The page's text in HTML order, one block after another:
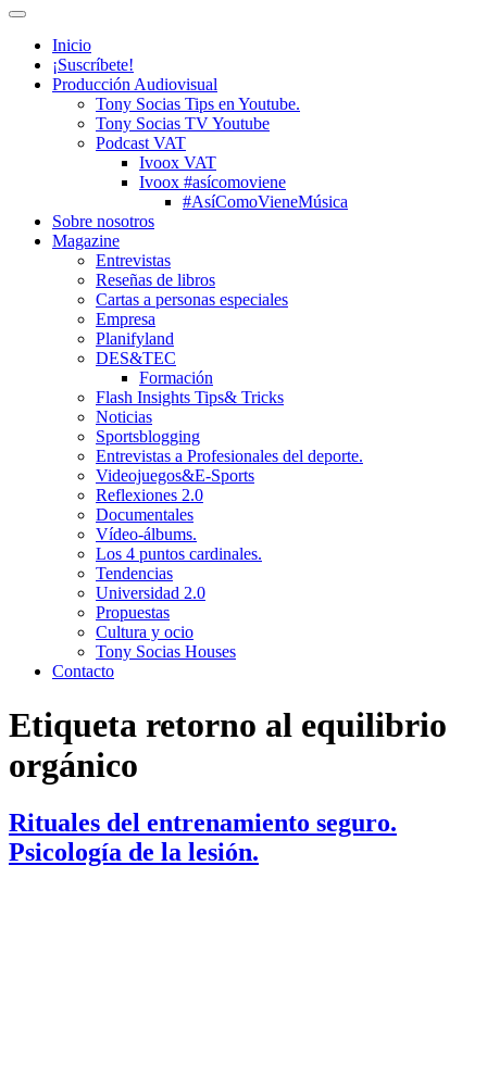
Alternar
campo
búsqueda
Inicio
¡Suscríbete!
Producción Audiovisual
Tony Socias Tips en Youtube.
Tony Socias TV Youtube
Podcast VAT
Ivoox VAT
Ivoox #asícomoviene
#AsíComoVieneMúsica
Sobre nosotros
Magazine
Entrevistas
Reseñas de libros
Cartas a personas especiales
Empresa
Planifyland
DES&TEC
Formación
Flash Insights Tips& Tricks
Noticias
Sportsblogging
Entrevistas a Profesionales del deporte.
Videojuegos&E-Sports
Reflexiones 2.0
Documentales
Vídeo-álbums.
Los 4 puntos cardinales.
Tendencias
Universidad 2.0
Propuestas
Cultura y ocio
Tony Socias Houses
Contacto
Etiqueta retorno al equilibrio
orgánico
Rituales del entrenamiento seguro.
Psicología de la lesión.